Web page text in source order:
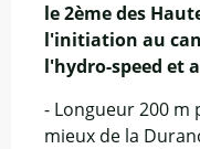
le 2ème des
l'initiation au
l'hydro-speed et
- Longueur 200
mieux de la